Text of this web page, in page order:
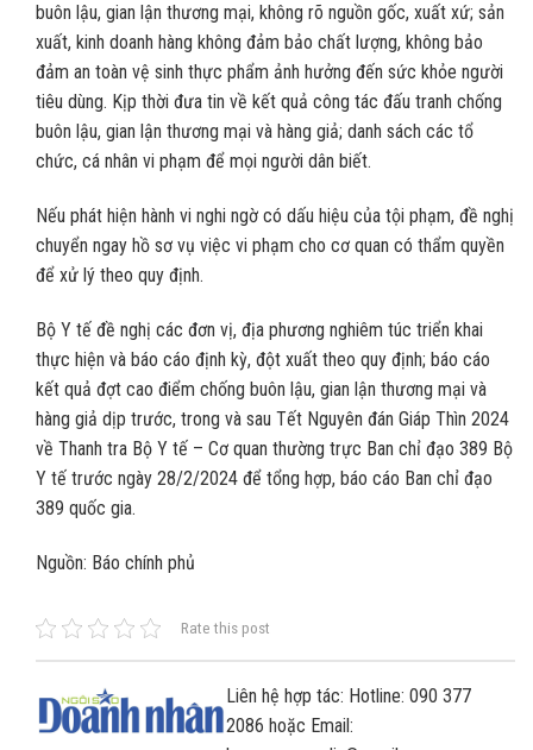
buôn lậu, gian lận thương mại, không rõ nguồn gốc, xuất xứ; sản
xuất, kinh doanh hàng không đảm bảo chất lượng, không bảo
đảm an toàn vệ sinh thực phẩm ảnh hưởng đến sức khỏe người
tiêu dùng. Kịp thời đưa tin về kết quả công tác đấu tranh chống
buôn lậu, gian lận thương mại và hàng giả; danh sách các tổ
chức, cá nhân vi phạm để mọi người dân biết.
Nếu phát hiện hành vi nghi ngờ có dấu hiệu của tội phạm, đề nghị
chuyển ngay hồ sơ vụ việc vi phạm cho cơ quan có thẩm quyền
để xử lý theo quy định.
Bộ Y tế đề nghị các đơn vị, địa phương nghiêm túc triển khai
thực hiện và báo cáo định kỳ, đột xuất theo quy định; báo cáo
kết quả đợt cao điểm chống buôn lậu, gian lận thương mại và
hàng giả dịp trước, trong và sau Tết Nguyên đán Giáp Thìn 2024
về Thanh tra Bộ Y tế – Cơ quan thường trực Ban chỉ đạo 389 Bộ
Y tế trước ngày 28/2/2024 để tổng hợp, báo cáo Ban chỉ đạo
389 quốc gia.
Nguồn: Báo chính phủ
Rate this post
Liên hệ hợp tác: Hotline: 090 377
2086 hoặc Email: